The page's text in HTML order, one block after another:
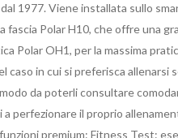
1977. Viene installata sullo
Polar H10, che offre una
Polar OH1, per la massima
caso in cui si preferisca allenarsi
da poterli consultare
perfezionare il proprio
premium: Fitness Test: